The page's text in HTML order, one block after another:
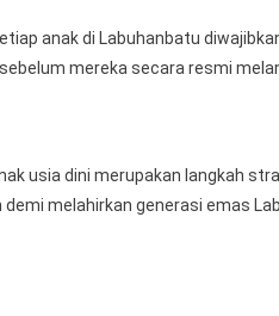
anak di Labuhanbatu
mereka secara resmi
usia dini merupakan langkah
melahirkan generasi emas